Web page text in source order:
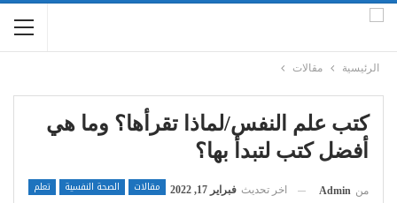
الرئيسية مقالات
كتب علم النفس/لماذا تقرأها؟ وما هي
أفضل كتب لتبدأ بها؟
مقالات الصحة النفسية تعلم من Admin اخر تحديث فبراير 17, 2022